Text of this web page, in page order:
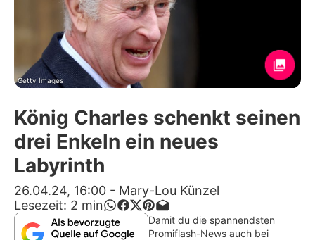
Lifestyle
Familie & Liebe
Promiflash Exklusiv
Alle Themen auf Promiflash
App runterladen
Team
Getty Images
König Charles schenkt seinen
drei Enkeln ein neues
Labyrinth
26.04.24, 16:00 - Mary-Lou Künzel
Lesezeit: 2 min
Damit du die spannendsten
Promiflash-News auch bei